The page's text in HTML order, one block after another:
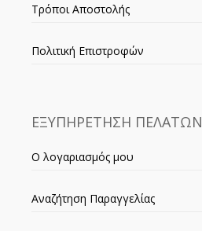
Τρόποι Αποστολής
Πολιτική Επιστροφών
ΕΞΥΠΗΡΕΤΗΣΗ ΠΕΛΑΤΩΝ
Ο λογαριασμός μου
Αναζήτηση Παραγγελίας